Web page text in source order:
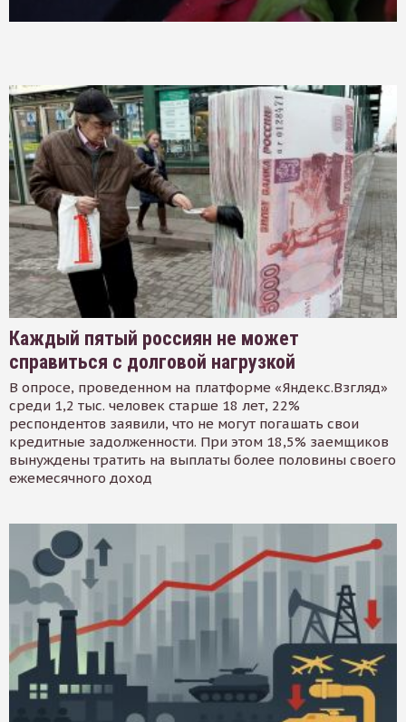
Каждый пятый россиян не может
справиться с долговой нагрузкой
В опросе, проведенном на платформе «Яндекс.Взгляд»
среди 1,2 тыс. человек старше 18 лет, 22%
респондентов заявили, что не могут погашать свои
кредитные задолженности. При этом 18,5% заемщиков
вынуждены тратить на выплаты более половины своего
ежемесячного доход